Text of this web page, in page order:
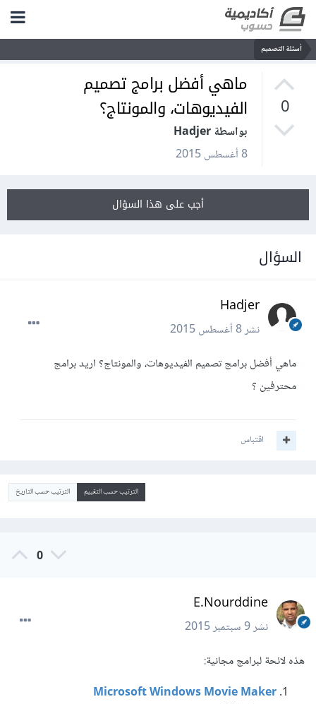
أسئلة التصميم
0
ماهي أفضل برامج تصميم
الفيديوهات، والمونتاج؟
بواسطة Hadjer
8 أغسطس 2015
أجب على هذا السؤال
السؤال
Hadjer
نشر8 أغسطس 2015
ماهي أفضل برامج تصميم الفيديوهات، والمونتاج؟ اريد برامج
محترفين ؟
اقتباس
الترتيب حسب التقييم الترتيب حسب التاريخ
0
E.Nourddine
نشر9 سبتمبر 2015
هذه لائحة لبرامج مجانية:
Microsoft Windows Movie Maker